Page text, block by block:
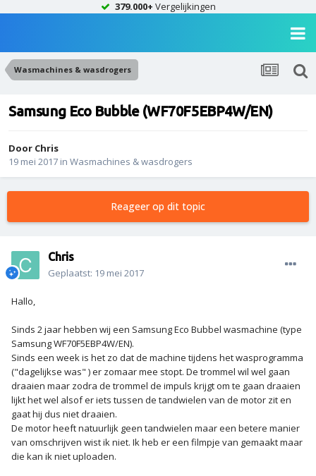
379.000+ Vergelijkingen
Wasmachines & wasdrogers
Samsung Eco Bubble (WF70F5EBP4W/EN)
Door Chris
19 mei 2017 in Wasmachines & wasdrogers
Reageer op dit topic
Chris
Geplaatst: 19 mei 2017
Hallo,
Sinds 2 jaar hebben wij een Samsung Eco Bubbel wasmachine (type
Samsung WF70F5EBP4W/EN).
Sinds een week is het zo dat de machine tijdens het wasprogramma
("dagelijkse was" ) er zomaar mee stopt. De trommel wil wel gaan
draaien maar zodra de trommel de impuls krijgt om te gaan draaien
lijkt het wel alsof er iets tussen de tandwielen van de motor zit en
gaat hij dus niet draaien.
De motor heeft natuurlijk geen tandwielen maar een betere manier
van omschrijven wist ik niet. Ik heb er een filmpje van gemaakt maar
die kan ik niet uploaden.